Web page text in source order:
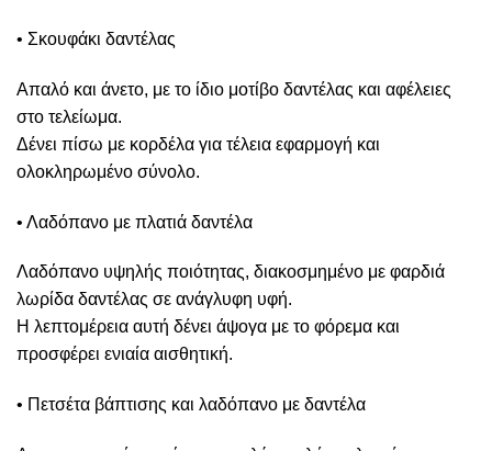
• Σκουφάκι δαντέλας
Απαλό και άνετο, με το ίδιο μοτίβο δαντέλας και αφέλειες
στο τελείωμα.
Δένει πίσω με κορδέλα για τέλεια εφαρμογή και
ολοκληρωμένο σύνολο.
• Λαδόπανο με πλατιά δαντέλα
Λαδόπανο υψηλής ποιότητας, διακοσμημένο με φαρδιά
λωρίδα δαντέλας σε ανάγλυφη υφή.
Η λεπτομέρεια αυτή δένει άψογα με το φόρεμα και
προσφέρει ενιαία αισθητική.
• Πετσέτα βάπτισης και λαδόπανο με δαντέλα